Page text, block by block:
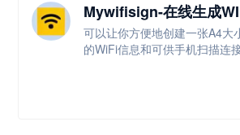
Mywifisign-在线生成
可以让你方便地创建一张A4大
的WiFi信息和可供手机扫描连